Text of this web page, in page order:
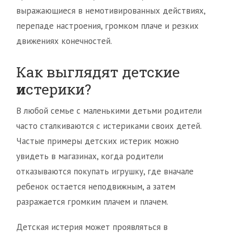
выражающиеся в немотивированных действиях,
перепаде настроения, громком плаче и резких
движениях конечностей.
Как выглядят детские
истерики?
В любой семье с маленькими детьми родители
часто сталкиваются с истериками своих детей.
Частые примеры детских истерик можно
увидеть в магазинах, когда родители
отказываются покупать игрушку, где вначале
ребенок остается неподвижным, а затем
разражается громким плачем и плачем.
Детская истерия может проявляться в